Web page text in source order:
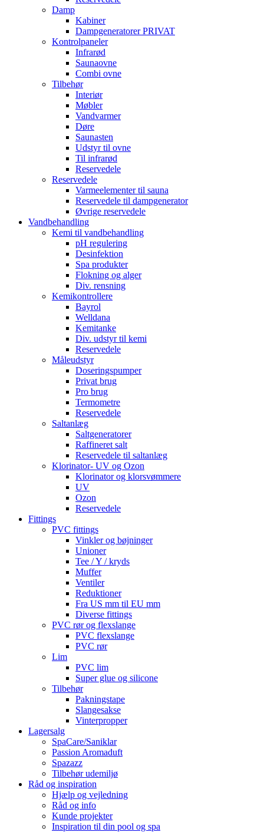
Damp
Kabiner
Dampgeneratorer PRIVAT
Kontrolpaneler
Infrarød
Saunaovne
Combi ovne
Tilbehør
Interiør
Møbler
Vandvarmer
Døre
Saunasten
Udstyr til ovne
Til infrarød
Reservedele
Reservedele
Varmeelementer til sauna
Reservedele til dampgenerator
Øvrige reservedele
Vandbehandling
Kemi til vandbehandling
pH regulering
Desinfektion
Spa produkter
Flokning og alger
Div. rensning
Kemikontrollere
Bayrol
Welldana
Kemitanke
Div. udstyr til kemi
Reservedele
Måleudstyr
Doseringspumper
Privat brug
Pro brug
Termometre
Reservedele
Saltanlæg
Saltgeneratorer
Raffineret salt
Reservedele til saltanlæg
Klorinator- UV og Ozon
Klorinator og klorsvømmere
UV
Ozon
Reservedele
Fittings
PVC fittings
Vinkler og bøjninger
Unioner
Tee / Y / kryds
Muffer
Ventiler
Reduktioner
Fra US mm til EU mm
Diverse fittings
PVC rør og flexslange
PVC flexslange
PVC rør
Lim
PVC lim
Super glue og silicone
Tilbehør
Pakningstape
Slangesakse
Vinterpropper
Lagersalg
SpaCare/Saniklar
Passion Aromaduft
Spazazz
Tilbehør udemiljø
Råd og inspiration
Hjælp og vejledning
Råd og info
Kunde projekter
Inspiration til din pool og spa